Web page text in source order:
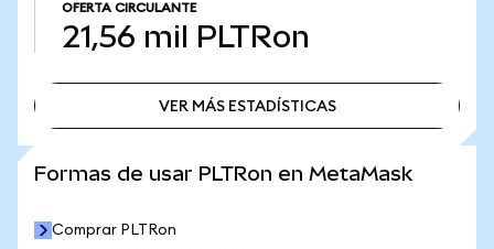
OFERTA CIRCULANTE
21,56 mil PLTRon
VER MÁS ESTADÍSTICAS
Formas de usar PLTRon en MetaMask
Comprar PLTRon